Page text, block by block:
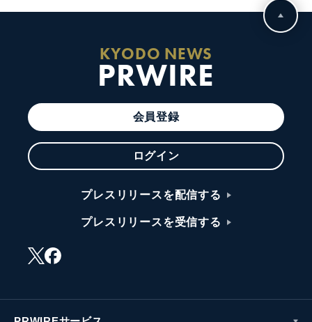
KYODO NEWS
PRWIRE
会員登録
ログイン
プレスリリースを配信する
プレスリリースを受信する